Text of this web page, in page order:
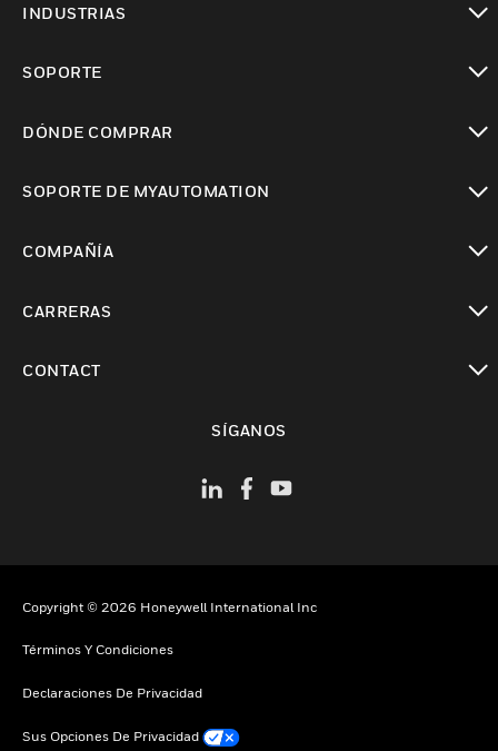
INDUSTRIAS
SOPORTE
DÓNDE COMPRAR
SOPORTE DE MYAUTOMATION
COMPAÑÍA
CARRERAS
CONTACT
SÍGANOS
Copyright © 2026 Honeywell International Inc
Términos Y Condiciones
Declaraciones De Privacidad
Sus Opciones De Privacidad